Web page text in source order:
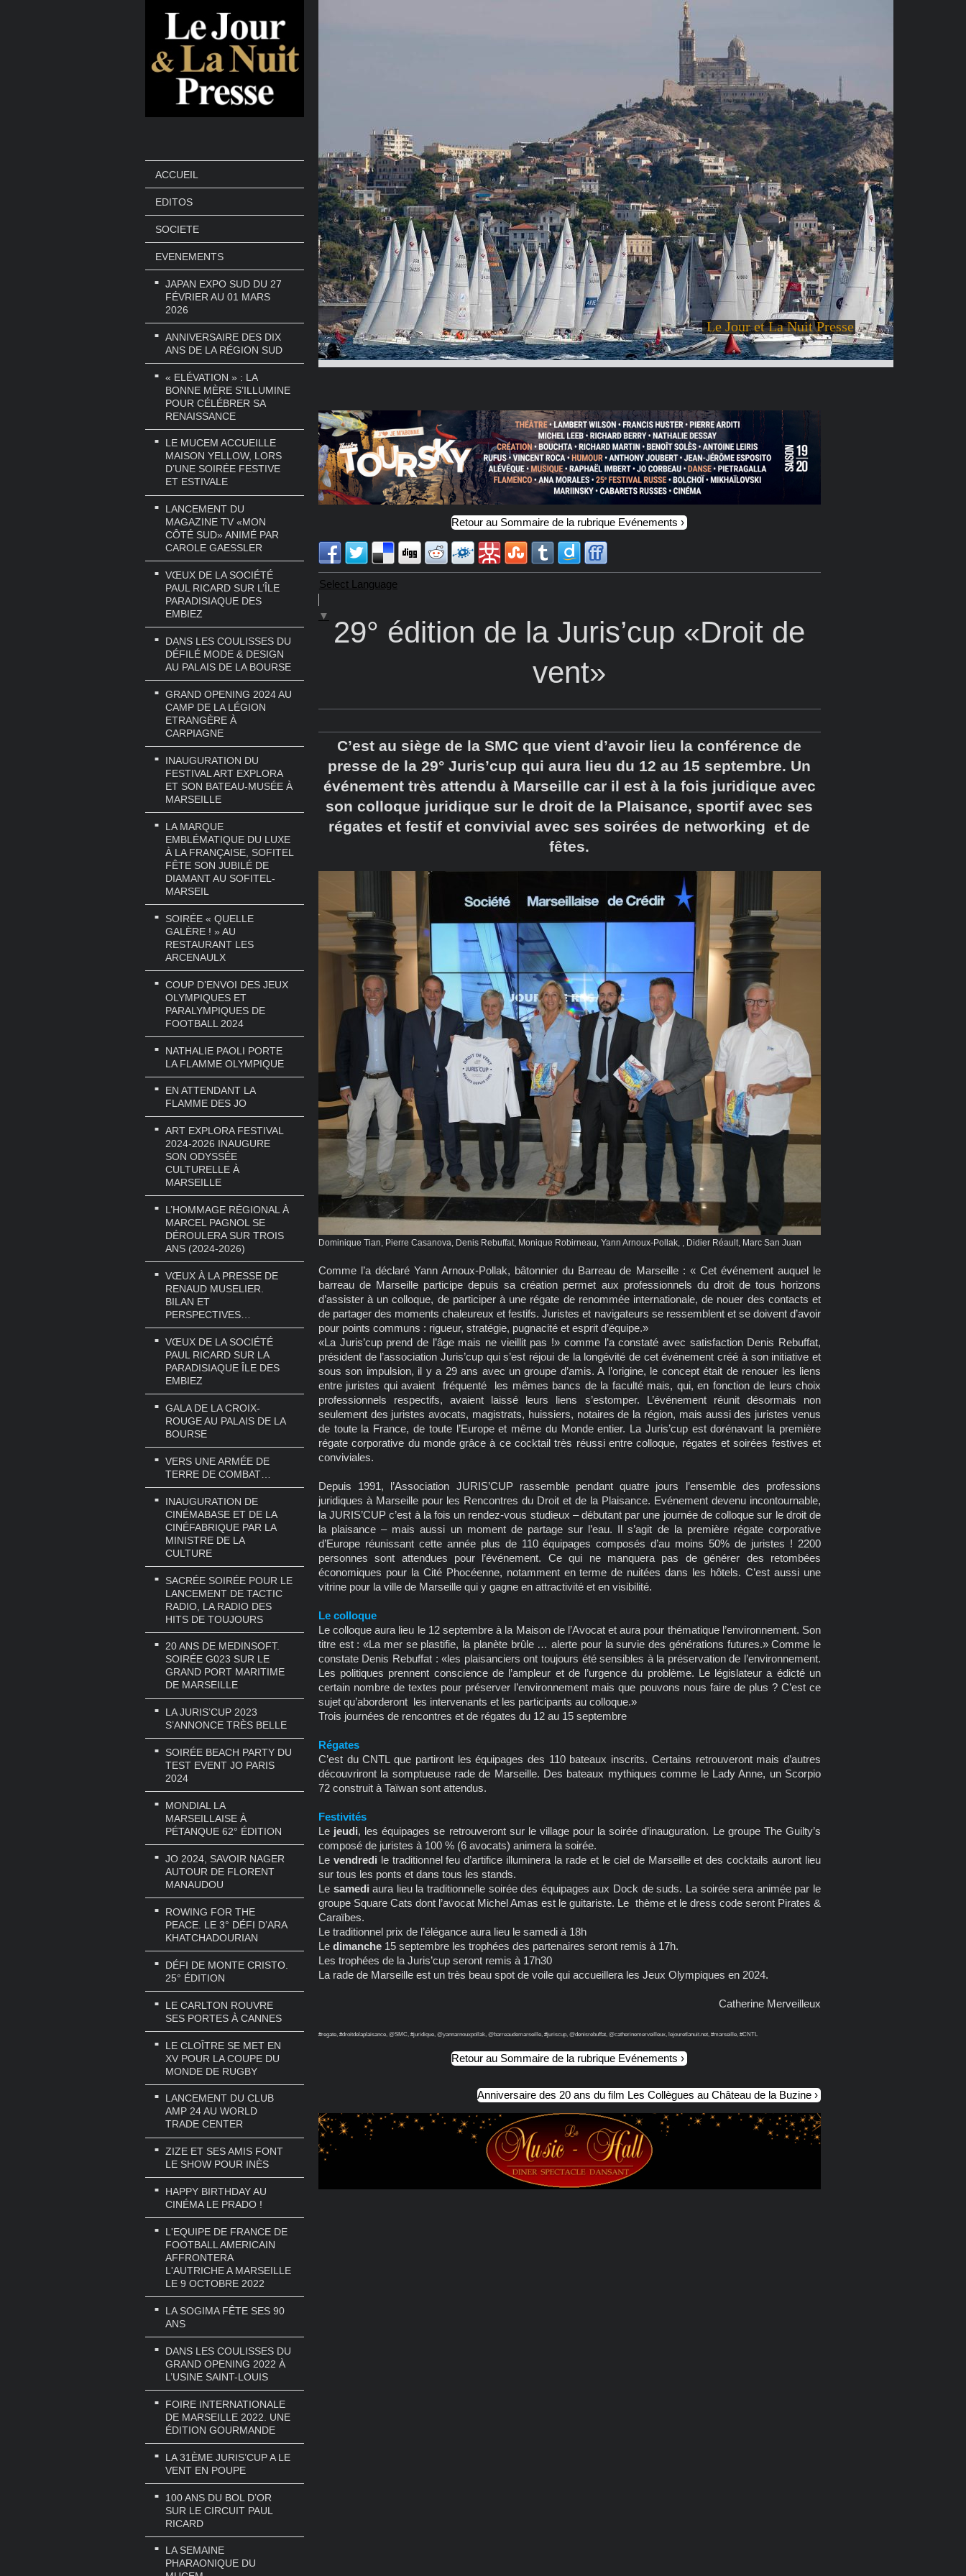
ACCUEIL
EDITOS
SOCIETE
EVENEMENTS
JAPAN EXPO SUD DU 27
FÉVRIER AU 01 MARS
2026
ANNIVERSAIRE DES DIX
ANS DE LA RÉGION SUD
« ELÉVATION » : LA
BONNE MÈRE S’ILLUMINE
POUR CÉLÉBRER SA
RENAISSANCE
LE MUCEM ACCUEILLE
MAISON YELLOW, LORS
D’UNE SOIRÉE FESTIVE
ET ESTIVALE
LANCEMENT DU
MAGAZINE TV «MON
CÔTÉ SUD» ANIMÉ PAR
CAROLE GAESSLER
VŒUX DE LA SOCIÉTÉ
PAUL RICARD SUR L’ÎLE
PARADISIAQUE DES
EMBIEZ
DANS LES COULISSES DU
DÉFILÉ MODE & DESIGN
AU PALAIS DE LA BOURSE
GRAND OPENING 2024 AU
CAMP DE LA LÉGION
ETRANGÈRE À
CARPIAGNE
INAUGURATION DU
FESTIVAL ART EXPLORA
ET SON BATEAU-MUSÉE À
MARSEILLE
LA MARQUE
EMBLÉMATIQUE DU LUXE
À LA FRANÇAISE, SOFITEL
FÊTE SON JUBILÉ DE
DIAMANT AU SOFITEL-
MARSEIL
SOIRÉE « QUELLE
GALÈRE ! » AU
RESTAURANT LES
ARCENAULX
COUP D’ENVOI DES JEUX
OLYMPIQUES ET
PARALYMPIQUES DE
FOOTBALL 2024
NATHALIE PAOLI PORTE
LA FLAMME OLYMPIQUE
EN ATTENDANT LA
FLAMME DES JO
ART EXPLORA FESTIVAL
2024-2026 INAUGURE
SON ODYSSÉE
CULTURELLE À
MARSEILLE
L’HOMMAGE RÉGIONAL À
MARCEL PAGNOL SE
DÉROULERA SUR TROIS
ANS (2024-2026)
VŒUX À LA PRESSE DE
RENAUD MUSELIER.
BILAN ET
PERSPECTIVES…
VŒUX DE LA SOCIÉTÉ
PAUL RICARD SUR LA
PARADISIAQUE ÎLE DES
EMBIEZ
GALA DE LA CROIX-
ROUGE AU PALAIS DE LA
BOURSE
VERS UNE ARMÉE DE
TERRE DE COMBAT…
INAUGURATION DE
CINÉMABASE ET DE LA
CINÉFABRIQUE PAR LA
MINISTRE DE LA
CULTURE
SACRÉE SOIRÉE POUR LE
LANCEMENT DE TACTIC
RADIO, LA RADIO DES
HITS DE TOUJOURS
20 ANS DE MEDINSOFT.
SOIRÉE G023 SUR LE
GRAND PORT MARITIME
DE MARSEILLE
LA JURIS’CUP 2023
S’ANNONCE TRÈS BELLE
SOIRÉE BEACH PARTY DU
TEST EVENT JO PARIS
2024
MONDIAL LA
MARSEILLAISE À
PÉTANQUE 62° ÉDITION
JO 2024, SAVOIR NAGER
AUTOUR DE FLORENT
MANAUDOU
ROWING FOR THE
PEACE. LE 3° DÉFI D’ARA
KHATCHADOURIAN
DÉFI DE MONTE CRISTO.
25° ÉDITION
LE CARLTON ROUVRE
SES PORTES À CANNES
LE CLOÎTRE SE MET EN
XV POUR LA COUPE DU
MONDE DE RUGBY
LANCEMENT DU CLUB
AMP 24 AU WORLD
TRADE CENTER
ZIZE ET SES AMIS FONT
LE SHOW POUR INÈS
HAPPY BIRTHDAY AU
CINÉMA LE PRADO !
L'EQUIPE DE FRANCE DE
FOOTBALL AMERICAIN
AFFRONTERA
L'AUTRICHE A MARSEILLE
LE 9 OCTOBRE 2022
LA SOGIMA FÊTE SES 90
ANS
DANS LES COULISSES DU
GRAND OPENING 2022 À
L’USINE SAINT-LOUIS
FOIRE INTERNATIONALE
DE MARSEILLE 2022. UNE
ÉDITION GOURMANDE
LA 31ÈME JURIS’CUP A LE
VENT EN POUPE
100 ANS DU BOL D’OR
SUR LE CIRCUIT PAUL
RICARD
LA SEMAINE
PHARAONIQUE DU
Le Jour et La Nuit Presse
Retour au Sommaire de la rubrique Evénements
Select Language
▼
29° édition de la Juris’cup «Droit de
vent»
C’est au siège de la SMC que vient d’avoir lieu la conférence de
presse de la 29° Juris’cup qui aura lieu du 12 au 15 septembre. Un
événement très attendu à Marseille car il est à la fois juridique avec
son colloque juridique sur le droit de la Plaisance, sportif avec ses
régates et festif et convivial avec ses soirées de networking et de
fêtes.
Dominique Tian, Pierre Casanova, Denis Rebuffat, Monique Robirneau, Yann Arnoux-Pollak, , Didier Réault, Marc San Juan
Comme l’a déclaré Yann Arnoux-Pollak, bâtonnier du Barreau de Marseille : « Cet événement auquel le
barreau de Marseille participe depuis sa création permet aux professionnels du droit de tous horizons
d’assister à un colloque, de participer à une régate de renommée internationale, de nouer des contacts et
de partager des moments chaleureux et festifs. Juristes et navigateurs se ressemblent et se doivent d’avoir
pour points communs : rigueur, stratégie, pugnacité et esprit d’équipe.»
«La Juris’cup prend de l’âge mais ne vieillit pas !» comme l’a constaté avec satisfaction Denis Rebuffat,
président de l’association Juris’cup qui s’est réjoui de la longévité de cet événement créé à son initiative et
sous son impulsion, il y a 29 ans avec un groupe d’amis. A l’origine, le concept était de renouer les liens
entre juristes qui avaient fréquenté les mêmes bancs de la faculté mais, qui, en fonction de leurs choix
professionnels respectifs, avaient laissé leurs liens s’estomper. L’événement réunit désormais non
seulement des juristes avocats, magistrats, huissiers, notaires de la région, mais aussi des juristes venus
de toute la France, de toute l’Europe et même du Monde entier. La Juris’cup est dorénavant la première
régate corporative du monde grâce à ce cocktail très réussi entre colloque, régates et soirées festives et
conviviales.
Depuis 1991, l’Association JURIS’CUP rassemble pendant quatre jours l’ensemble des professions
juridiques à Marseille pour les Rencontres du Droit et de la Plaisance. Evénement devenu incontournable,
la JURIS’CUP c’est à la fois un rendez-vous studieux – débutant par une journée de colloque sur le droit de
la plaisance – mais aussi un moment de partage sur l’eau. Il s’agit de la première régate corporative
d’Europe réunissant cette année plus de 110 équipages composés d’au moins 50% de juristes ! 2200
personnes sont attendues pour l’événement. Ce qui ne manquera pas de générer des retombées
économiques pour la Cité Phocéenne, notamment en terme de nuitées dans les hôtels. C’est aussi une
vitrine pour la ville de Marseille qui y gagne en attractivité et en visibilité.
Le colloque
Le colloque aura lieu le 12 septembre à la Maison de l’Avocat et aura pour thématique l’environnement. Son
titre est : «La mer se plastifie, la planète brûle … alerte pour la survie des générations futures.» Comme le
constate Denis Rebuffat : «les plaisanciers ont toujours été sensibles à la préservation de l’environnement.
Les politiques prennent conscience de l’ampleur et de l’urgence du problème. Le législateur a édicté un
certain nombre de textes pour préserver l’environnement mais que pouvons nous faire de plus ? C’est ce
sujet qu’aborderont les intervenants et les participants au colloque.»
Trois journées de rencontres et de régates du 12 au 15 septembre
Régates
C’est du CNTL que partiront les équipages des 110 bateaux inscrits. Certains retrouveront mais d’autres
découvriront la somptueuse rade de Marseille. Des bateaux mythiques comme le Lady Anne, un Scorpio
72 construit à Taïwan sont attendus.
Festivités
Le jeudi, les équipages se retrouveront sur le village pour la soirée d’inauguration. Le groupe The Guilty’s
composé de juristes à 100 % (6 avocats) animera la soirée.
Le vendredi le traditionnel feu d’artifice illuminera la rade et le ciel de Marseille et des cocktails auront lieu
sur tous les ponts et dans tous les stands.
Le samedi aura lieu la traditionnelle soirée des équipages aux Dock de suds. La soirée sera animée par le
groupe Square Cats dont l’avocat Michel Amas est le guitariste. Le thème et le dress code seront Pirates &
Caraïbes.
Le traditionnel prix de l’élégance aura lieu le samedi à 18h
Le dimanche15 septembre les trophées des partenaires seront remis à 17h.
Les trophées de la Juris’cup seront remis à 17h30
La rade de Marseille est un très beau spot de voile qui accueillera les Jeux Olympiques en 2024.
Catherine Merveilleux
#regate, #droitdelaplaisance, @SMC, #juridique, @yannarnouxpollak, @barreaudemarseille, #juriscup, @denisrebuffat, @catherinemerveilleux, lejouretlanuit.net, #marseille, #CNTL
Retour au Sommaire de la rubrique Evénements
Anniversaire des 20 ans du film Les Collègues au Château de la Buzine